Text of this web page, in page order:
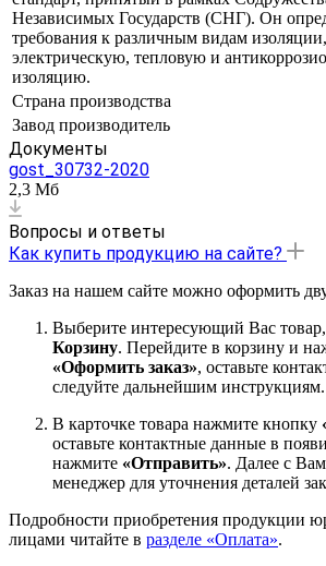
Независимых Государств (СНГ). Он
требования к различным видам
электрическую, тепловую и
изоляцию.
Страна производства
Завод производитель
Документы
gost_30732-2020
2,3 Мб
Вопросы и ответы
Как купить продукцию на сайте?
Заказ на нашем сайте можно оформить
Выберите интересующий Вас
Корзину. Перейдите в корзину и
«Оформить заказ», оставьте
следуйте дальнейшим инструкциям.
В карточке товара нажмите кнопку
оставьте контактные данные в
нажмите «Отправить». Далее с
менеджер для уточнения деталей
Подробности приобретения продукции
лицами читайте в разделе «Оплата».